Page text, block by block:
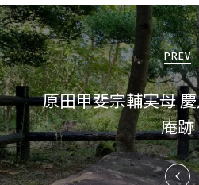
投
稿
ナ
ビ
ゲ
PREV
原田甲斐宗輔実母
庵跡